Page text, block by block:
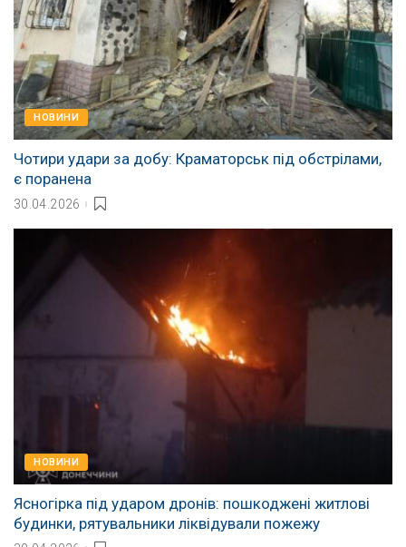
НОВИНИ
Чотири удари за добу: Краматорськ під обстрілами,
є поранена
30.04.2026
НОВИНИ
Ясногірка під ударом дронів: пошкоджені житлові
будинки, рятувальники ліквідували пожежу